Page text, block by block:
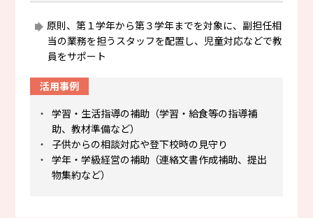
原則、第１学年から第３学年までを対象に、副担任相
当の業務を担うスタッフを配置し、児童対応などで教
員をサポート
活用事例
・
学習・生活指導の補助（学習・給食等の指導補
助、教材準備など）
・
子供からの相談対応や登下校時の見守り
・
学年・学級経営の補助（連絡文書作成補助、提出
物集約など）